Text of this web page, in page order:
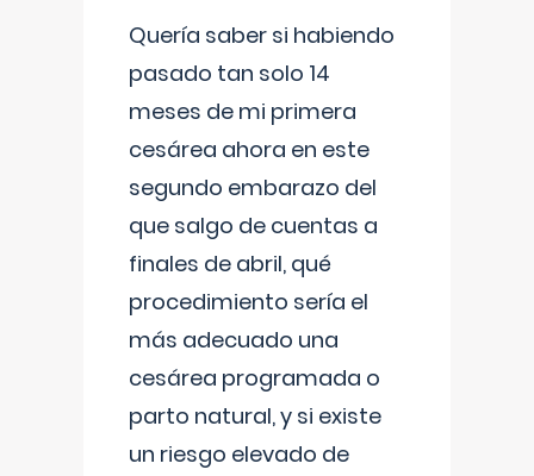
Quería saber si habiendo
pasado tan solo 14
meses de mi primera
cesárea ahora en este
segundo embarazo del
que salgo de cuentas a
finales de abril, qué
procedimiento sería el
más adecuado una
cesárea programada o
parto natural, y si existe
un riesgo elevado de